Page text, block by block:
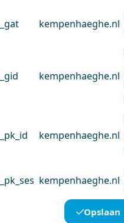
_gat kempenhaeghe.nl
_gid kempenhaeghe.nl
_pk_id kempenhaeghe.nl
_pk_ses kempenhaeghe.nl
Opslaan